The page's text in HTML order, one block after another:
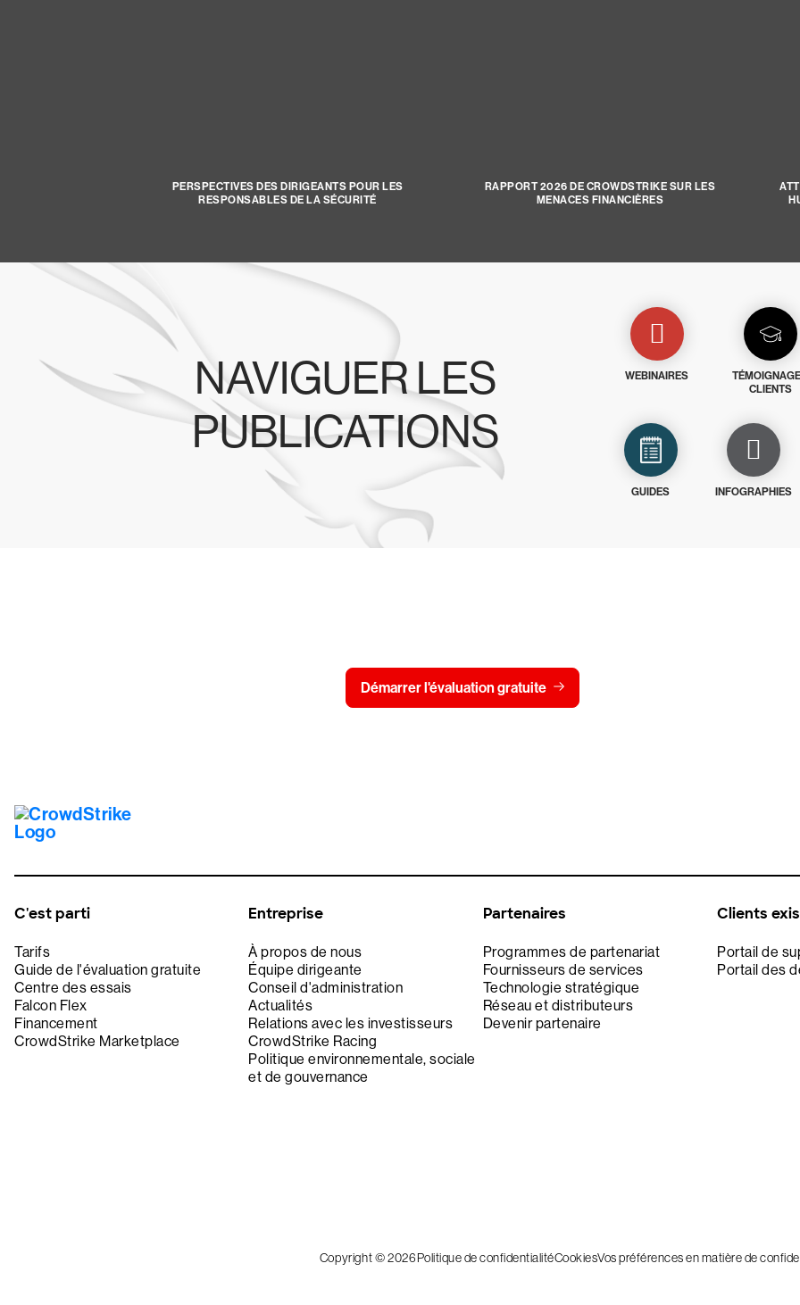
PERSPECTIVES DES DIRIGEANTS POUR LES
RESPONSABLES DE LA SÉCURITÉ
RAPPORT 2026 DE CROWDSTRIKE SUR LES
MENACES FINANCIÈRES
NAVIGUER LES
PUBLICATIONS
WEBINAIRES
CLIENTS
GUIDES INFOGRAPHIES
Démarrer l'évaluation gratuite
C'est parti
Tarifs
Guide de l'évaluation gratuite
Centre des essais
Falcon Flex
Financement
CrowdStrike Marketplace
Entreprise
À propos de nous
Équipe dirigeante
Conseil d'administration
Actualités
Relations avec les investisseurs
CrowdStrike Racing
Politique environnementale, sociale
et de gouvernance
Partenaires
Programmes de partenariat
Fournisseurs de services
Technologie stratégique
Réseau et distributeurs
Devenir partenaire
Clients
Portail de
Portail des
Copyright © 2026Politique de confidentialitéCookiesVos préférences en matière de